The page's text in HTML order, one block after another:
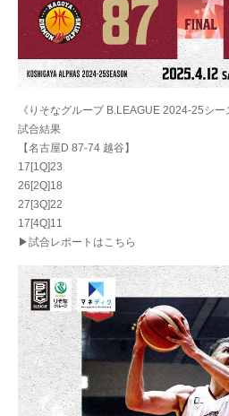
《りそなグループ B.LEAGUE 2024-25シー
試合結果
【名古屋D 87-74 越谷】
17[1Q]23
26[2Q]18
27[3Q]22
17[4Q]11
▶試合レポートはこちら